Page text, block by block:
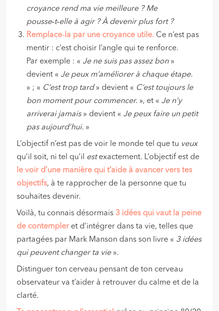
croyance rend ma vie meilleure ? Me
pousse‑t‑elle à agir ? À devenir plus fort ?
Remplace‑la par une croyance utile. Ce n’est pas
mentir : c’est choisir l’angle qui te renforce.
Par exemple : « Je ne suis pas assez bon»
devient « Je peux m’améliorer à chaque étape.
» ; « C’est trop tard » devient « C’est toujours le
bon moment pour commencer. », et « Je n’y
arriverai jamais» devient « Je peux faire un petit
pas aujourd’hui. »
L’objectif n’est pas de voir le monde tel que tu veux
qu’il soit, ni tel qu’il estexactement. L’objectif est de
le voir d’une manière qui t’aide à avancervers tes
objectifs, à te rapprocher de la personne que tu
souhaites devenir.
Voilà, tu connais désormais 3 idées qui vaut la peine
de contempleret d’intégrer dans ta vie, telles que
partagées par Mark Manson dans son livre « 3 idées
qui peuvent changer ta vie».
Distinguer ton cerveau pensant de ton cerveau
observateur va t’aider à retrouver du calme et de la
clarté.